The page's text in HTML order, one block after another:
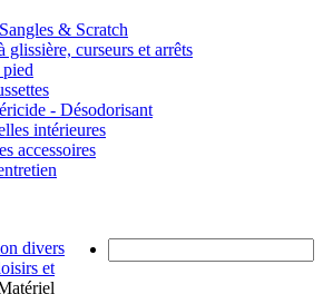
& Scratch
glissière, curseurs et arrêts
- Désodorisant
intérieures
accessoires
divers
et